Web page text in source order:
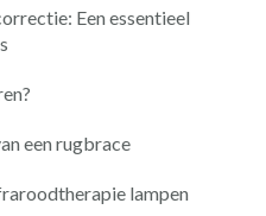
Een essentieel
een rugbrace
lampen